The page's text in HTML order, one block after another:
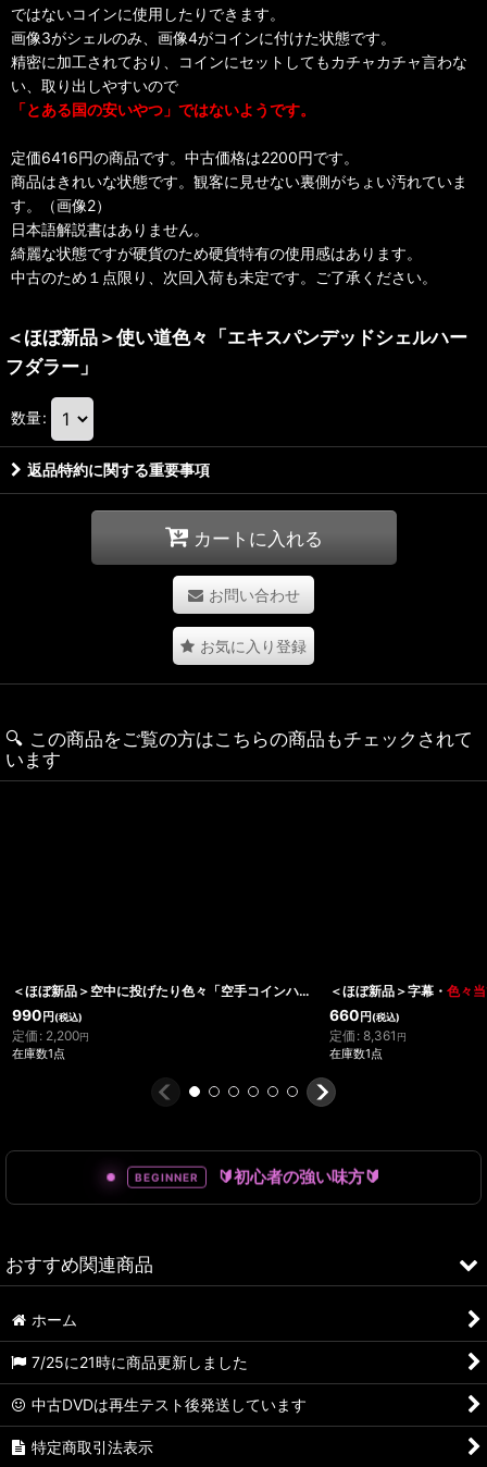
ではないコインに使用したりできます。
画像3がシェルのみ、画像4がコインに付けた状態です。
精密に加工されており、コインにセットしてもカチャカチャ言わな
い、取り出しやすいので
「とある国の安いやつ」ではないようです。
定価6416円の商品です。中古価格は2200円です。
商品はきれいな状態です。観客に見せない裏側がちょい汚れていま
す。（画像2）
日本語解説書はありません。
綺麗な状態ですが硬貨のため硬貨特有の使用感はあります。
中古のため１点限り、次回入荷も未定です。ご了承ください。
＜ほぼ新品＞使い道色々「エキスパンデッドシェルハー
フダラー」
数量:
返品特約に関する重要事項
カートに入れる
お問い合わせ
お気に入り登録
🔍️ この商品をご覧の方はこちらの商品もチェックされて
います
＜ほぼ新品＞空中に投げたり色々「空手コインハーフダラー」
990 円(税込)
定価 : 2,200円
在庫数1点
＜ほぼ新品＞字幕・ 色々
660 円(税込)
定価 : 8,361 円
在庫数1点
BEGINNER 🔰初心者の強い味方🔰
おすすめ関連商品
ホーム
7/25に21時に商品更新しました
中古DVDは再生テスト後発送しています
特定商取引法表示